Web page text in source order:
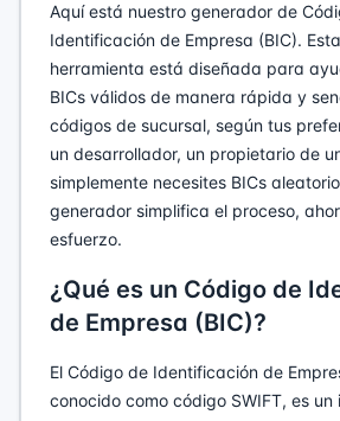
Aquí está nuestro generador de
Identificación de Empresa (BIC).
herramienta está diseñada para
BICs válidos de manera rápida y
códigos de sucursal, según tus
un desarrollador, un propietario de
simplemente necesites BICs
generador simplifica el proceso,
esfuerzo.
¿Qué es un Código de
de Empresa (BIC)?
El Código de Identificación de
conocido como código SWIFT, es